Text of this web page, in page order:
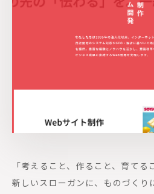
「考えること、作ること、育て
新しいスローガンに、ものづくり